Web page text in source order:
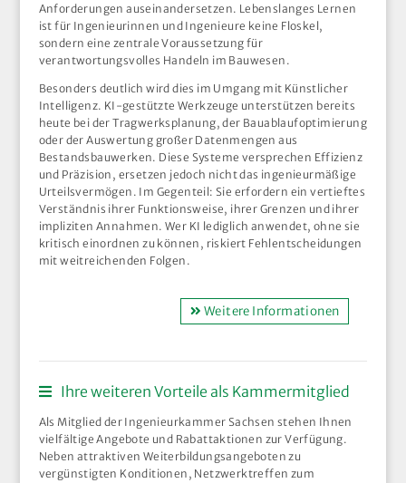
Anforderungen auseinandersetzen. Lebenslanges Lernen
ist für Ingenieurinnen und Ingenieure keine Floskel,
sondern eine zentrale Voraussetzung für
verantwortungsvolles Handeln im Bauwesen.
Besonders deutlich wird dies im Umgang mit Künstlicher
Intelligenz. KI-gestützte Werkzeuge unterstützen bereits
heute bei der Tragwerksplanung, der Bauablaufoptimierung
oder der Auswertung großer Datenmengen aus
Bestandsbauwerken. Diese Systeme versprechen Effizienz
und Präzision, ersetzen jedoch nicht das ingenieurmäßige
Urteilsvermögen. Im Gegenteil: Sie erfordern ein vertieftes
Verständnis ihrer Funktionsweise, ihrer Grenzen und ihrer
impliziten Annahmen. Wer KI lediglich anwendet, ohne sie
kritisch einordnen zu können, riskiert Fehlentscheidungen
mit weitreichenden Folgen.
Weitere Informationen
Ihre weiteren Vorteile als Kammermitglied
Als Mitglied der Ingenieurkammer Sachsen stehen Ihnen
vielfältige Angebote und Rabattaktionen zur Verfügung.
Neben attraktiven Weiterbildungsangeboten zu
vergünstigten Konditionen, Netzwerktreffen zum